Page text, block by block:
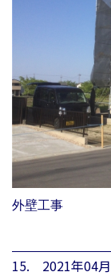
外壁工事
15. 2021年04